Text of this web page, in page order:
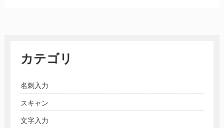
カテゴリ
名刺入力
スキャン
文字入力